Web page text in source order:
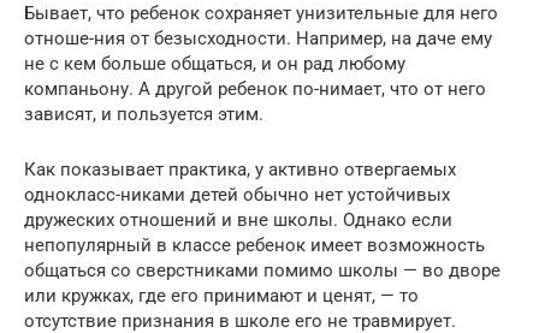
Бывает, что ребенок сохраняет унизительные для него
отноше-ния от безысходности. Например, на даче ему
не с кем больше общаться, и он рад любому
компаньону. А другой ребенок по-нимает, что от него
зависят, и пользуется этим.
Как показывает практика, у активно отвергаемых
однокласс-никами детей обычно нет устойчивых
дружеских отношений и вне школы. Однако если
непопулярный в классе ребенок имеет возможность
общаться со сверстниками помимо школы — во дворе
или кружках, где его принимают и ценят, — то
отсутствие признания в школе его не травмирует.